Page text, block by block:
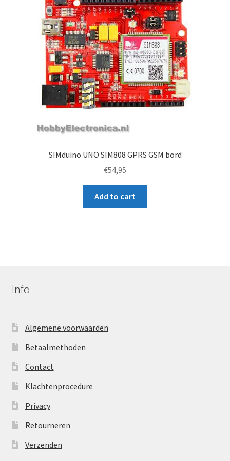
SIMduino UNO SIM808 GPRS GSM bord
€54,95
Add to cart
Info
Algemene voorwaarden
Betaalmethoden
Contact
Klachtenprocedure
Privacy
Retourneren
Verzenden